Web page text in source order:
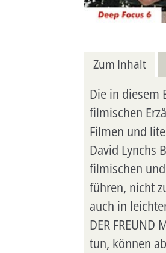
Zum Inhalt
Die in diesem
filmischen
Filmen und
David Lynchs
filmischen
führen, nicht
auch in
DER
tun, können